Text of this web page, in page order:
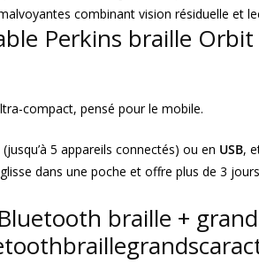
combinant vision résiduelle et
Perkins braille
compact, pensé pour le mobile.
(jusqu’à 5 appareils connectés) ou en USB,
dans une poche et offre plus de 3
braille +